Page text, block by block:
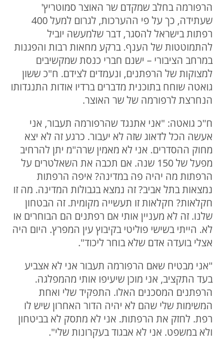
הרפורמה בחלב שמקדם שר האוצר סמוטריץ'
שעתידה, כך על פי ההערכות, לגרום למעל 400
רפתות בישראל להסגר, דבר שלמעשה יוביל
להתמוטטות של הענף. ברקע מחאות רבות והפגנות
במרחב הציבורי – ישנם חברי כנסת שמקשיבים
למצוקות של הרפתנים, ונעמדים לצידם. ח"כ ששון
גואטה שוחח בתוכנית מדברים ברדיו אודות התנגדותו
הנחרצת לרפורמה של שר האוצר.
ח"כ גואטה: "אני אתנגד שהרפורמה תעבור, אני
אעשה הכל לדאוג שזה לא יעבור. כרגע זה לא יצא
מחוק ההסדרים. אני לא מאמין שרה"מ יתן להרחיב
מפעל של 150 שנה. אם תכבה את השאלטרים על
הרפתות מה יהיה פה במדינה? איפה הרפתות
נמצאות בתל אביב? זה נמצא בגבולות המדינה. מה זו
חקלאות? חקלאות זו תעשייה מקומית. זה הבטחון
שלנו. זה לא מעניין אותי אם רפתנים הם הבוחרים או
לא. הייתי בשישי פוליטי בקיבוץ עין המפרץ. היום היה
אצלי בועדה אדם שלא בוחר ליכוד".
"אני מבטיח שאם הרפורמה תעבור אני לא אצביע
בעד התקציב, אני מוכן שיעיפו אותי מהמפלגה.
הרפתנים המסכנים האלו. התפקיד שלי ואחת
המשימות שלי שהם לא יהיה הדור האחרון שיש לו
רפת. לחזק את הרפתות. אני לא מתסק לא בביטחון
ולא במשפט. אני לא אבגוד בעקרונות שלי".